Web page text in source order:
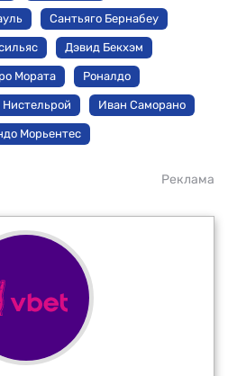
Сантьяго Бернабеу
Дэвид Бекхэм
Мората Роналдо
Нистельрой Иван Саморано
Морьентес
Реклама